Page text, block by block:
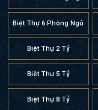
Biệt Thự 6 Phòng Ngủ
Biệt Thự 2 Tỷ
Biệt Thự 5 Tỷ
Biệt Thự 8 Tỷ